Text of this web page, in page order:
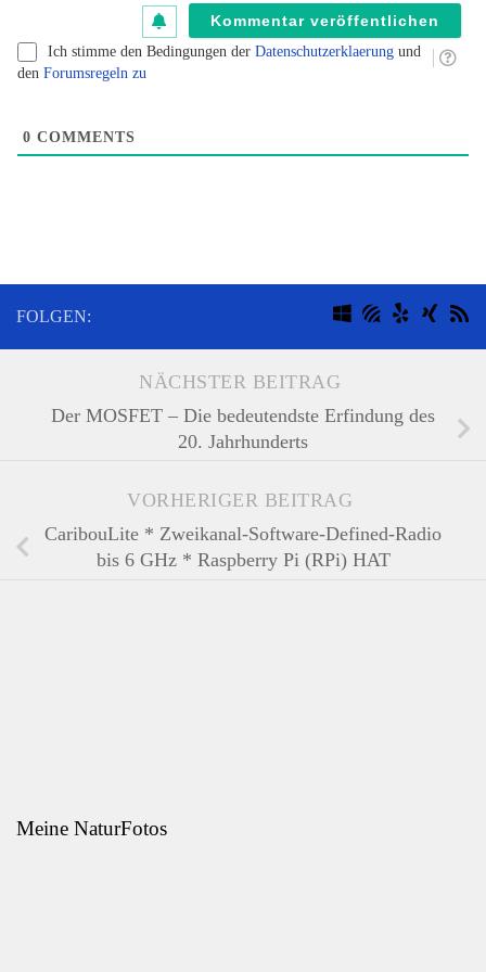
Ich stimme den Bedingungen der Datenschutzerklaerung und
den Forumsregeln zu
0 COMMENTS
FOLGEN:
NÄCHSTER BEITRAG
Der MOSFET – Die bedeutendste Erfindung des
20. Jahrhunderts
VORHERIGER BEITRAG
CaribouLite * Zweikanal-Software-Defined-Radio
bis 6 GHz * Raspberry Pi (RPi) HAT
Meine NaturFotos